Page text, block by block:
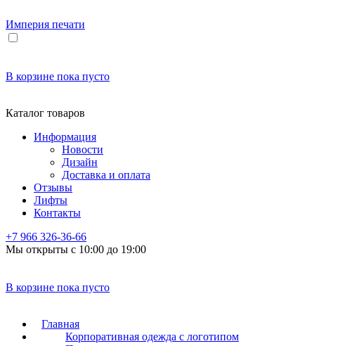
Империя печати
В корзине пока пусто
Каталог товаров
Информация
Новости
Дизайн
Доставка и оплата
Отзывы
Лифты
Контакты
+7 966 326-36-66
Мы открыты с 10:00 до 19:00
В корзине пока пусто
Главная
Корпоративная одежда с логотипом